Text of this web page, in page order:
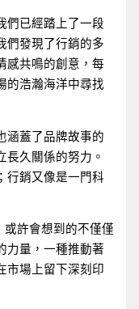
們已經踏上了一段
們發現了行銷的多
感共鳴的創意，每
的浩瀚海洋中尋找
涵蓋了品牌故事的
長久關係的努力。
行銷又像是一門科
或許會想到的不僅僅
力量，一種推動著
市場上留下深刻印